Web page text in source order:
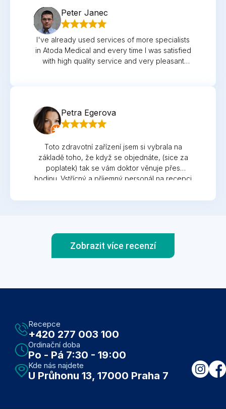
Peter Janec
I've already used services of more specialists
in Atoda Medical and every time I was satisfied
with high quality service and very pleasant
Petra Egerova
Toto zdravotní zařízení jsem si vybrala na
základě toho, že když se objednáte, (sice za
poplatek) tak se vám doktor věnuje přes
hodinu. Vstřícný a příjemný personál na recepci
lékař.Mohu jen a jen doporučit.
Zobrazit více recenzí
Recepce
+420 277 003 100
Ordinační doba
Po - Pá 7:30 - 19:00
Kde nás najdete
U Průhonu 13, 17000 Praha 7